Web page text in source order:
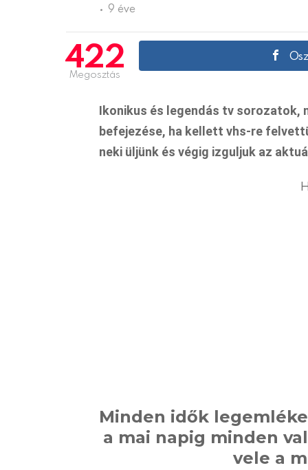
9 éve
422
Megosztás
Ikonikus és legendás tv sorozatok,
befejezése, ha kellett vhs-re
neki üljünk és végig izguljuk az
Minden idők
a mai napig minden
vele a